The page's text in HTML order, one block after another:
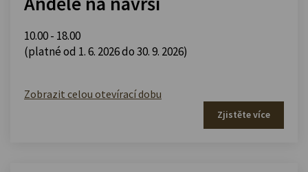
10.00 - 18.00
(platné od 1. 6. 2026 do 30. 9. 2026)
Zobrazit celou otevírací dobu
Zjistěte více